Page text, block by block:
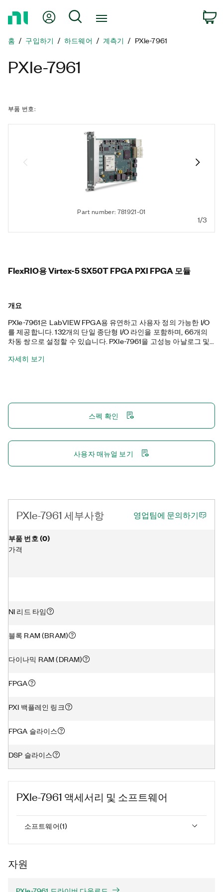
내 계정 검색
홈 구입하기 하드웨어 계측기 PXIe-7961
PXIe-7961
부품 번호:
Part number: 781921-01
1/3
FlexRIO용 Virtex-5 SX50T FPGA PXI FPGA 모듈
개요
PXIe-7961은 LabVIEW FPGA용 유연하고 사용자 정의 가능한 I/O
를 제공합니다. 132개의 단일 종단형 I/O 라인을 포함하며, 66개의
차동 쌍으로 설정할 수 있습니다. PXIe-7961을 고성능 아날로그 및
니다. 두 모듈은 함께 LabVIEW FPGA 소프트웨어를 사용하여 프로
NIST 추적 가능한 교정을 통해 고성능 NI 디지타이저에 FPGA 기능
을 추가하거나 계산에 필요한 어플리케이션을 위해 여러 FPGA에서
FPGA 알고리즘을 확장할 수 있습니다.
자세히 보기
스펙 확인
사용자 매뉴얼 보기
PXIe-7961 세부사항 영업팀에 문의하기
부품 번호(0)
가격
NI 리드 타임
블록 RAM (BRAM)
다이나믹 RAM (DRAM)
FPGA
PXI 백플레인 링크
FPGA 슬라이스
DSP 슬라이스
PXIe-7961 액세서리 및 소프트웨어
소프트웨어(1)
자원